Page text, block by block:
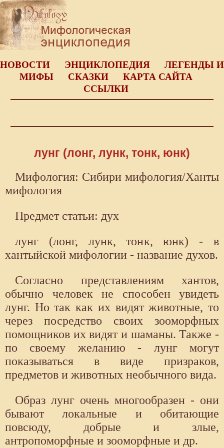
НОВОСТИ ЭНЦИКЛОПЕДИЯ
ЛЕГЕНДЫ И
МИФЫ
СКАЗКИ
КАРТА САЙТА
ССЫЛКИ
лунг (лонг, лунк, тонк, юнк)
Мифология: Сибири мифология/Ханты
мифология
Предмет статьи: дух
лунг (лонг, лунк, тонк, юнк) - в
хантыйской мифологии - название духов.
Согласно представлениям хантов,
обычно человек не способен увидеть
лунг. Но так как их видят животные, то
через посредство своих зооморфных
помощников их видят и шаманы. Также -
по своему желанию - лунг могут
показываться в виде призраков,
предметов и животных необычного вида.
Образ лунг очень многообразен - они
бывают локальные и обитающие
повсюду, добрые и злые,
антропоморфные и зооморфные и др.